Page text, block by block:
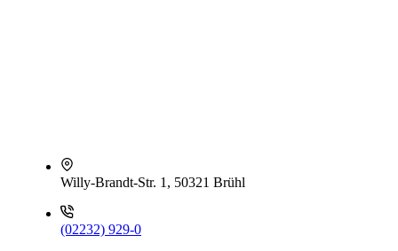
Willy-Brandt-Str. 1, 50321 Brühl
(02232) 929-0